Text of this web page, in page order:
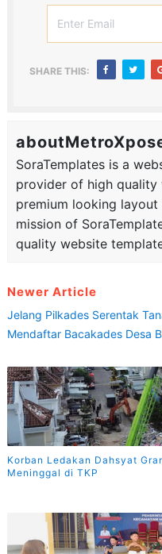
SHARE THIS:
SoraTemplates is a
provider of high
premium looking
mission of
quality website
Newer Article
Jelang Pilkades Serentak
Mendaftar Bacakades Desa
Korban Ledakan Dahsyat
Meninggal di TKP